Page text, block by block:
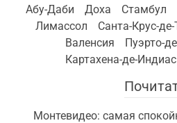
Абу-Даби
Доха Стамбул
Лимассол
Санта-Крус-
Валенсия
Пуэрто-
Картахена-де-Индиас
Монтевидео: самая